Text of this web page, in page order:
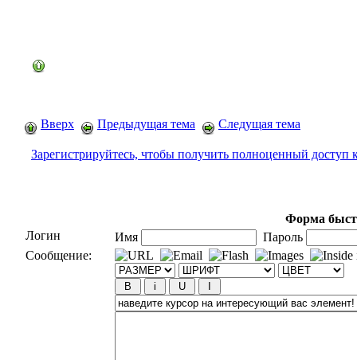
Вверх Предыдущая тема Следущая тема
Зарегистрируйтесь, чтобы получить полноценный доступ
Форма
Логин
Имя
Пароль
Сообщение: